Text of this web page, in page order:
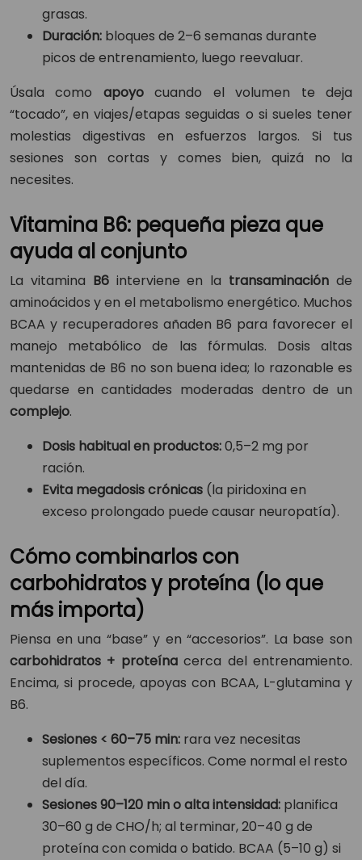
grasas.
Duración: bloques de 2–6 semanas durante
picos de entrenamiento, luego reevaluar.
Úsala como apoyocuando el volumen te deja
“tocado”, en viajes/etapas seguidas o si sueles tener
molestias digestivas en esfuerzos largos. Si tus
sesiones son cortas y comes bien, quizá no la
necesites.
Vitamina B6: pequeña pieza que
ayuda al conjunto
La vitamina B6interviene en la transaminación de
aminoácidos y en el metabolismo energético. Muchos
BCAA y recuperadores añaden B6 para favorecer el
manejo metabólico de las fórmulas. Dosis altas
mantenidas de B6 no son buena idea; lo razonable es
quedarse en cantidades moderadas dentro de un
complejo.
Dosis habitual en productos:0,5–2 mg por
ración.
Evita megadosis crónicas (la piridoxina en
exceso prolongado puede causar neuropatía).
Cómo combinarlos con
carbohidratos y proteína (lo que
más importa)
Piensa en una “base” y en “accesorios”. La base son
carbohidratos + proteínacerca del entrenamiento.
Encima, si procede, apoyas con BCAA, L-glutamina y
B6.
Sesiones < 60–75 min: rara vez necesitas
suplementos específicos. Come normal el resto
del día.
Sesiones 90–120 min o alta intensidad: planifica
30–60 g de CHO/h; al terminar, 20–40 g de
proteína con comida o batido. BCAA (5–10 g) si